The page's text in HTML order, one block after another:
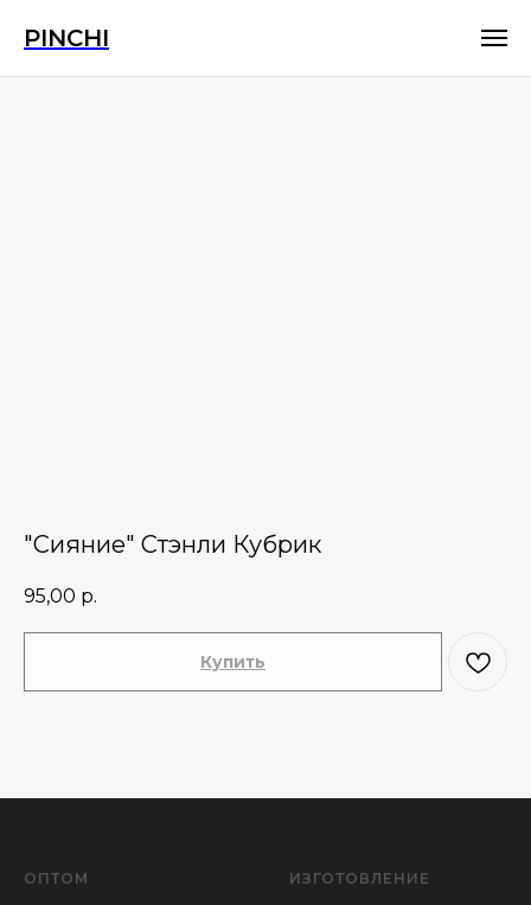
PINCHI
"Сияние" Стэнли Кубрик
95,00 р.
Купить
ОПТОМ ИЗГОТОВЛЕНИЕ